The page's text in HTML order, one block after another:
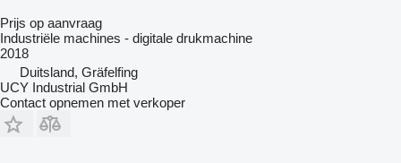
Prijs op aanvraag
Industriële machines - digitale drukmachine
2018
Duitsland, Gräfelfing
UCY Industrial GmbH
Contact opnemen met verkoper